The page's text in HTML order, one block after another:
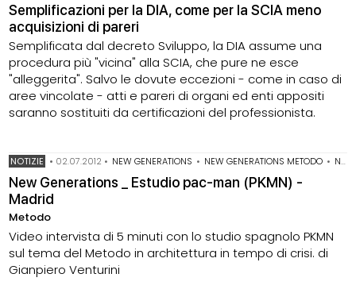
Semplificazioni per la DIA, come per la SCIA meno
acquisizioni di pareri
Semplificata dal decreto Sviluppo, la DIA assume una
procedura più "vicina" alla SCIA, che pure ne esce
"alleggerita". Salvo le dovute eccezioni - come in caso di
aree vincolate - atti e pareri di organi ed enti appositi
saranno sostituiti da certificazioni del professionista.
NOTIZIE • 02.07.2012 • NEW GENERATIONS • NEW GENERATIONS METODO • NEW GENERATIONS SPAGNA
New Generations _ Estudio pac-man (PKMN) -
Madrid
Metodo
Video intervista di 5 minuti con lo studio spagnolo PKMN
sul tema del Metodo in architettura in tempo di crisi. di
Gianpiero Venturini